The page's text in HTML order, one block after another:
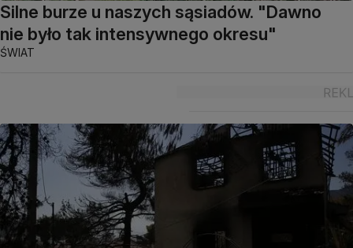
Silne burze u naszych sąsiadów. "Dawno
nie było tak intensywnego okresu"
ŚWIAT